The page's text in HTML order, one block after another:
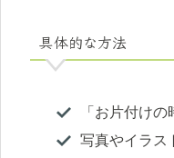
具体的な方法
「お片付け
写真やイラス